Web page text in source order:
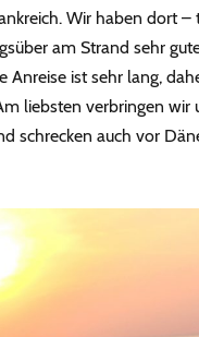
Wir haben dort –
am Strand sehr
Anreise ist sehr lang,
liebsten verbringen wir
schrecken auch vor